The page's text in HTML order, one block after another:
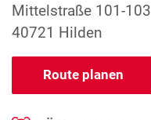
Mittelstraße 101-103
40721 Hilden
Route planen